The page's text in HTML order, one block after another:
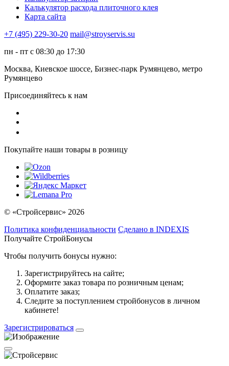
Калькулятор расхода плиточного клея
Карта сайта
+7 (495) 229-30-20 mail@stroyservis.su
пн - пт с 08:30 до 17:30
Москва, Киевское шоссе, Бизнес-парк Румянцево, метро
Румянцево
Присоединяйтесь к нам
Покупайте наши товары в розницу
© «Стройсервис» 2026
Политика конфиденциальности Сделано в INDEXIS
Получайте СтройБонусы
Чтобы получить бонусы нужно:
Зарегистрируйтесь на сайте;
Оформите заказ товара по розничным ценам;
Оплатите заказ;
Следите за поступлением стройбонусов в личном
кабинете!
Зарегистрироваться